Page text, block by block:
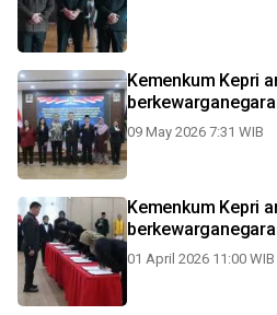
Kemenkum Kepri
09 May 2026 7:31 WIB
Kemenkum Kepri
01 April 2026 11:00 WIB